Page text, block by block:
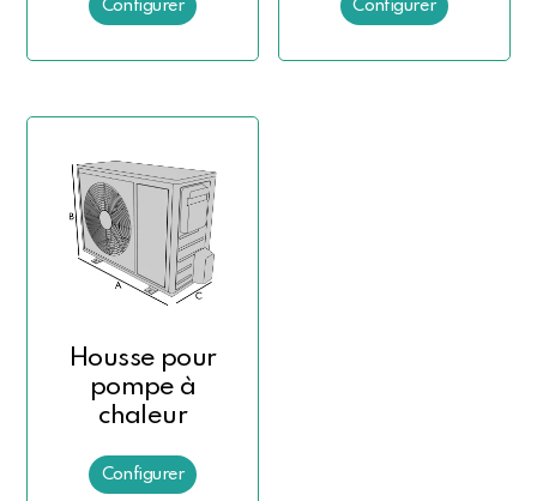
Housse pour
pompe à
chaleur